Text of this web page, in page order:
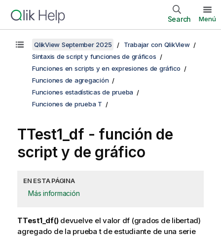
Search Menú
QlikView September 2025
Trabajar con QlikView
Sintaxis de script y funciones de gráficos
Funciones en scripts y en expresiones de gráfico
Funciones de agregación
Funciones estadísticas de prueba
Funciones de prueba T
TTest1_df - función de
script y de gráfico
EN ESTA PÁGINA
Más información
TTest1_df()devuelve el valor df (grados de libertad)
agregado de la prueba t de estudiante de una serie